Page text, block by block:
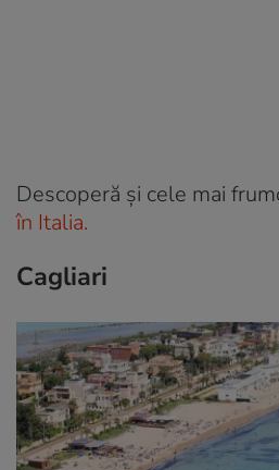
Descoperă și cele mai
în Italia.
Cagliari